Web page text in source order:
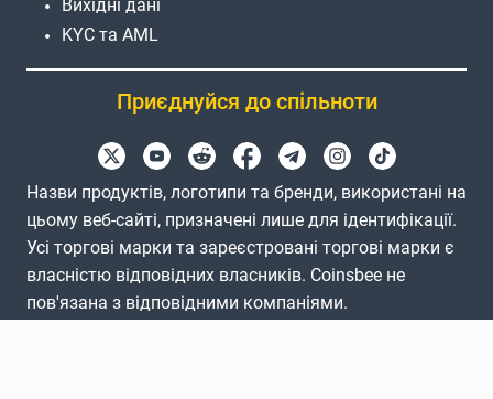
Вихідні дані
KYC та AML
Приєднуйся до спільноти
Назви продуктів, логотипи та бренди, використані на
цьому веб-сайті, призначені лише для ідентифікації.
Усі торгові марки та зареєстровані торгові марки є
власністю відповідних власників. Coinsbee не
пов'язана з відповідними компаніями.